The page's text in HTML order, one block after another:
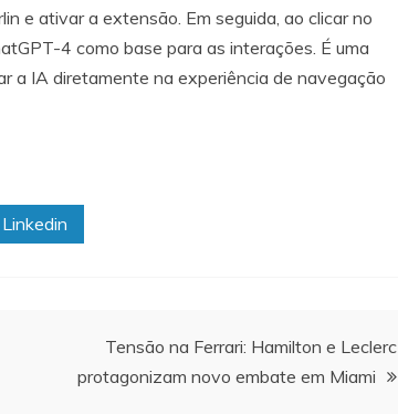
e ativar a extensão. Em seguida, ao clicar no
4 como base para as interações. É uma
a IA diretamente na experiência de navegação
Linkedin
Tensão na Ferrari: Hamilton e Leclerc
protagonizam novo embate em Miami